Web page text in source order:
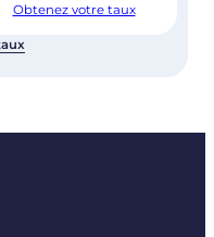
Obtenez votre taux